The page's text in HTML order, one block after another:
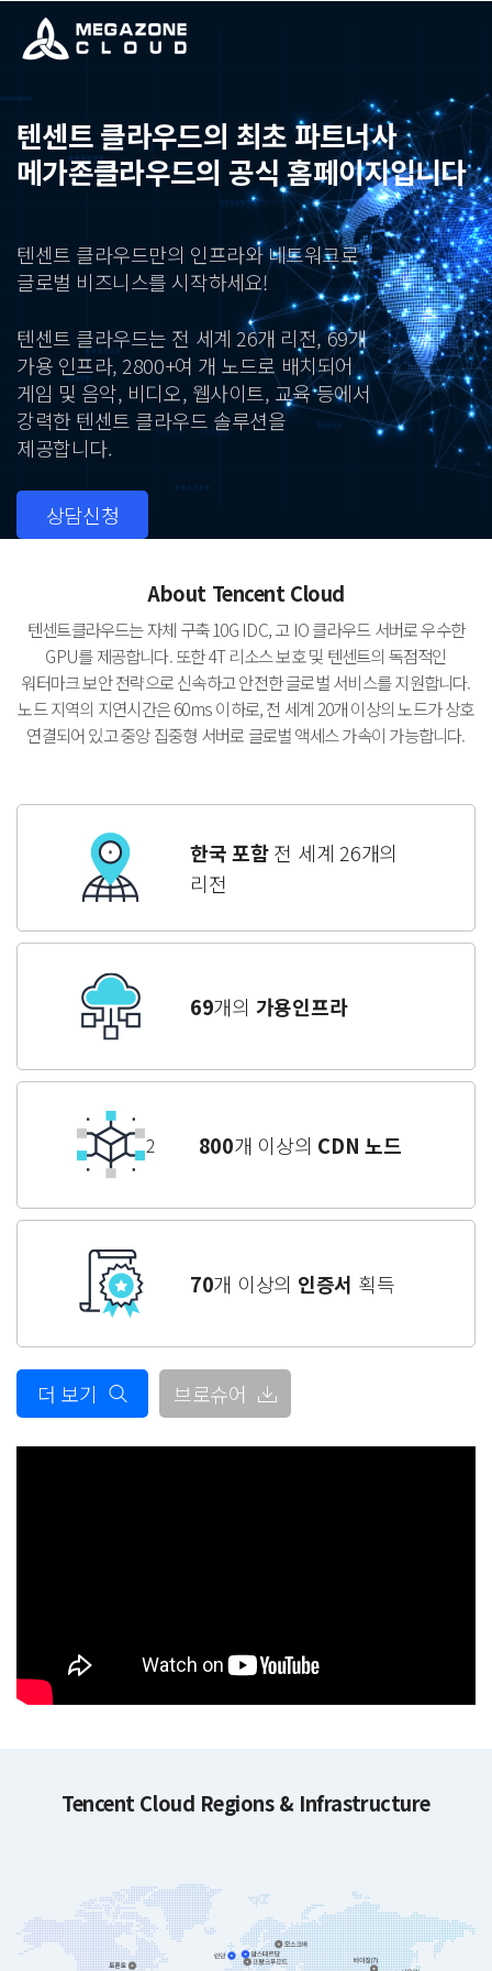
텐센트 클라우드의 최초 파트너사
메가존클라우드의 공식 홈페이지입니다
텐센트 클라우드만의 인프라와 네트워크로
글로벌 비즈니스를 시작하세요!
텐센트 클라우드는 전 세계 26개 리전, 69개
가용 인프라, 2800+여 개 노드로 배치되어
게임 및 음악, 비디오, 웹사이트, 교육 등에서
강력한 텐센트 클라우드 솔루션을
제공합니다.
상담신청
About Tencent Cloud
텐센트클라우드는 자체 구축 10G IDC, 고 IO 클라우드 서버로 우수한
GPU를 제공합니다.또한 4T 리소스 보호 및 텐센트의 독점적인
워터마크 보안 전략으로 신속하고 안전한 글로벌 서비스를 지원합니다.
노드 지역의 지연시간은 60ms 이하로, 전 세계 20개 이상의 노드가 상호
연결되어 있고 중앙 집중형 서버로 글로벌 액세스 가속이 가능합니다.
한국 포함전 세계 26개의
리전
69개의 가용인프라
2 800개 이상의 CDN 노드
70개 이상의 인증서 획득
더 보기 브로슈어
Tencent Cloud Regions & Infrastructure